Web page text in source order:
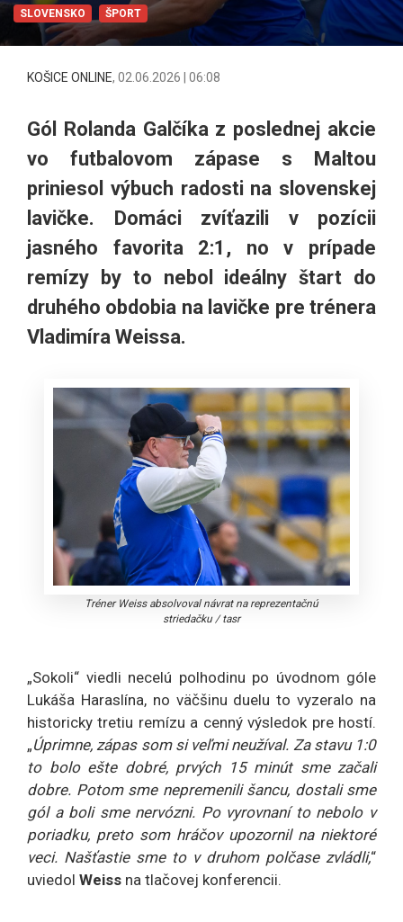
SLOVENSKO ŠPORT
KOŠICE ONLINE, 02.06.2026 | 06:08
Gól Rolanda Galčíka z poslednej akcie
vo futbalovom zápase s Maltou
priniesol výbuch radosti na slovenskej
lavičke. Domáci zvíťazili v pozícii
jasného favorita 2:1, no v prípade
remízy by to nebol ideálny štart do
druhého obdobia na lavičke pre trénera
Vladimíra Weissa.
Tréner Weiss absolvoval návrat na reprezentačnú
striedačku/tasr
„Sokoli“ viedli necelú polhodinu po úvodnom góle
Lukáša Haraslína, no väčšinu duelu to vyzeralo na
historicky tretiu remízu a cenný výsledok pre hostí.
„Úprimne, zápas som si veľmi neužíval. Za stavu 1:0
to bolo ešte dobré, prvých 15 minút sme začali
dobre. Potom sme nepremenili šancu, dostali sme
gól a boli sme nervózni. Po vyrovnaní to nebolo v
poriadku, preto som hráčov upozornil na niektoré
veci. Našťastie sme to v druhom polčase zvládli,“
uviedol Weiss na tlačovej konferencii.